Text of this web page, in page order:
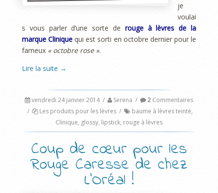
je
voulai
s vous parler d’une sorte de rouge à lèvres de la
marque Clinique qui est sorti en octobre dernier pour le
fameux « octobre rose ».
Lire la suite →
vendredi 24 janvier 2014 / Serena / 2 Commentaires
/
Les produits pour les lèvres / baume à lèvres teinté,
Clinique, glossy, lipstick, rouge à lèvres
Coup de cœur pour les
Rouge Caresse de chez
L’Oréal !